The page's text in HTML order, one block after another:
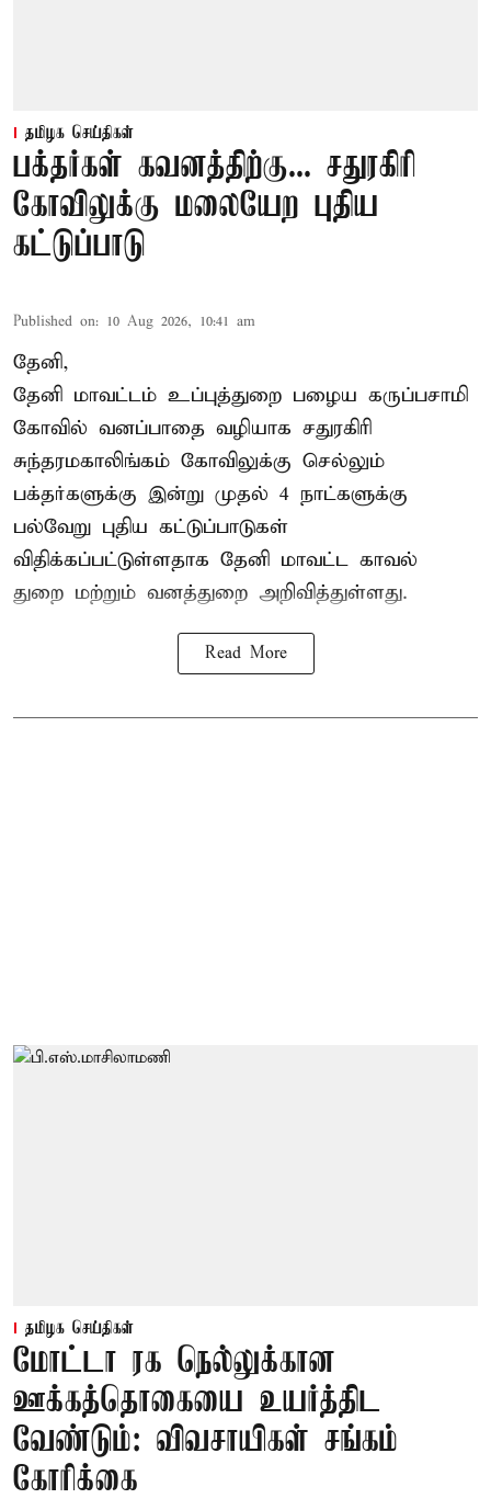
தமிழக செய்திகள்
பக்தர்கள் கவனத்திற்கு... சதுரகிரி
கோவிலுக்கு மலையேற புதிய
கட்டுப்பாடு
Published on: 10 Aug 2026, 10:41 am
தேனி,
தேனி மாவட்டம் உப்புத்துறை பழைய கருப்பசாமி
கோவில் வனப்பாதை வழியாக சதுரகிரி
சுந்தரமகாலிங்கம் கோவிலுக்கு செல்லும்
பக்தர்களுக்கு இன்று முதல் 4 நாட்களுக்கு
பல்வேறு புதிய கட்டுப்பாடுகள்
விதிக்கப்பட்டுள்ளதாக தேனி மாவட்ட காவல்
துறை மற்றும் வனத்துறை அறிவித்துள்ளது.
Read More
தமிழக செய்திகள்
மோட்டா ரக நெல்லுக்கான
ஊக்கத்தொகையை உயர்த்திட
வேண்டும்: விவசாயிகள் சங்கம்
கோரிக்கை